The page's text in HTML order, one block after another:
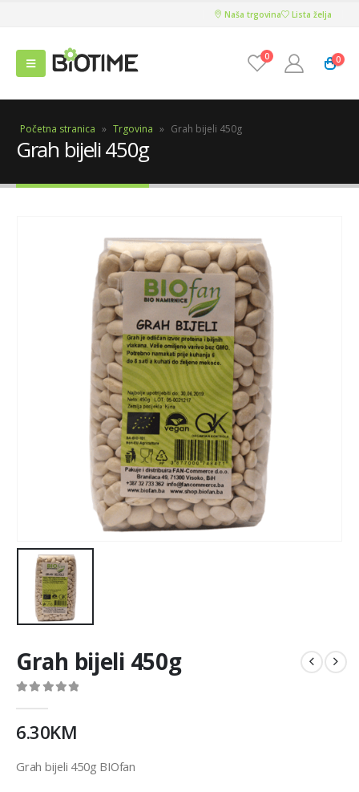
Naša trgovina Lista želja
0 0
Početna stranica » Trgovina » Grah bijeli 450g
Grah bijeli 450g
Grah bijeli 450g
6.30KM
Grah bijeli 450g BIOfan